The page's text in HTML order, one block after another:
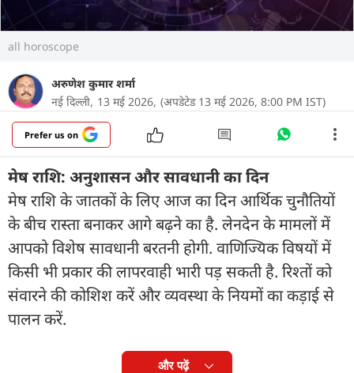
all horoscope
अरुणेश कुमार शर्मा
नई दिल्ली, 13 मई 2026, (अपडेटेड 13 मई 2026, 8:00 PM IST)
Prefer us on
मेष राशि: अनुशासन और सावधानी का दिन
मेष राशि के जातकों के लिए आज का दिन आर्थिक चुनौतियों
के बीच रास्ता बनाकर आगे बढ़ने का है. लेनदेन के मामलों में
आपको विशेष सावधानी बरतनी होगी. वाणिज्यिक विषयों में
किसी भी प्रकार की लापरवाही भारी पड़ सकती है. रिश्तों को
संवारने की कोशिश करें और व्यवस्था के नियमों का कड़ाई से
पालन करें.
और पढ़ें